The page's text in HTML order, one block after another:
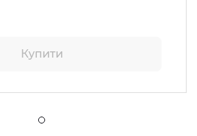
Купити